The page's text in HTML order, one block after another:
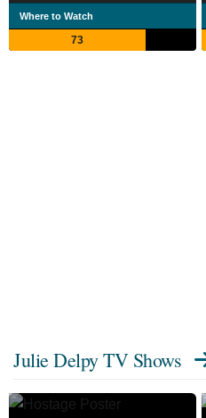
Where to Watch
73
Julie Delpy TV Shows